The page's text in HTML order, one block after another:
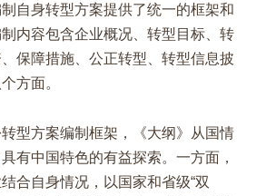
自身转型方案提供了统一的框架和
内容包含企业概况、转型目标、转
保障措施、公正转型、转型信息披
方面。
型方案编制框架，《大纲》从国情
有中国特色的有益探索。一方面，
合自身情况，以国家和省级“双